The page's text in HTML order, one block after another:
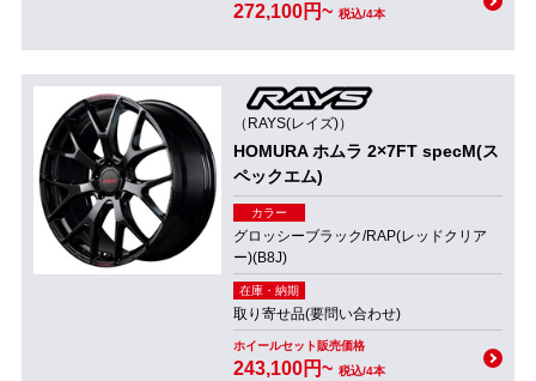
272,100円~ 税込/4本
（RAYS(レイズ)）
HOMURA ホムラ 2×7FT specM(ス
ペックエム)
カラー
グロッシーブラック/RAP(レッドクリア
ー)(B8J)
在庫・納期
取り寄せ品(要問い合わせ)
ホイールセット販売価格
243,100円~ 税込/4本